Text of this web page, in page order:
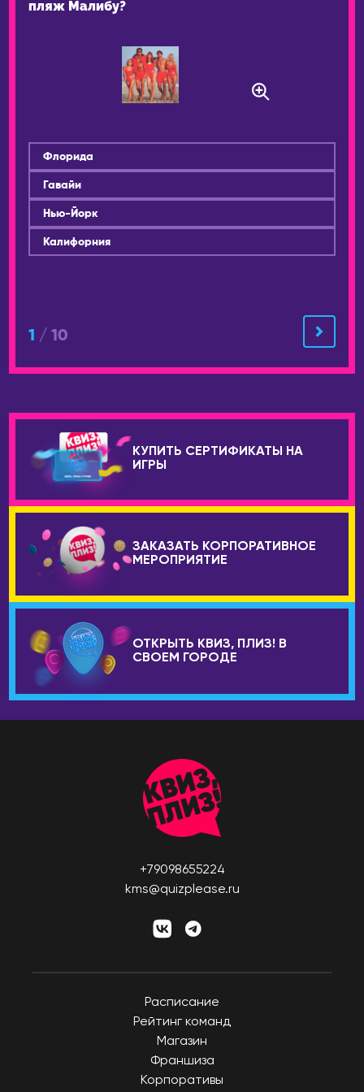
Челябинск
Чехов
Шерегеш
Энгельс
АВСТРАЛИЯ
Брисбен
Сидней
АВСТРИЯ
Вена
АЗЕРБАЙДЖАН
АРГЕНТИНА
Буэнос-Айрес
Стамбул
УЗБЕКИСТАН
Самарканд
Ташкент
Будва
ЭСТОНИЯ
пляж Малибу?
Флорида
Гавайи
Нью-Йорк
Калифорния
1 / 10
КУПИТЬ СЕРТИФИКАТЫ НА
ИГРЫ
ЗАКАЗАТЬ КОРПОРАТИВНОЕ
МЕРОПРИЯТИЕ
ОТКРЫТЬ КВИЗ, ПЛИЗ! В
СВОЕМ ГОРОДЕ
+79098655224
kms@quizplease.ru
Расписание
Рейтинг команд
Магазин
Франшиза
Корпоративы